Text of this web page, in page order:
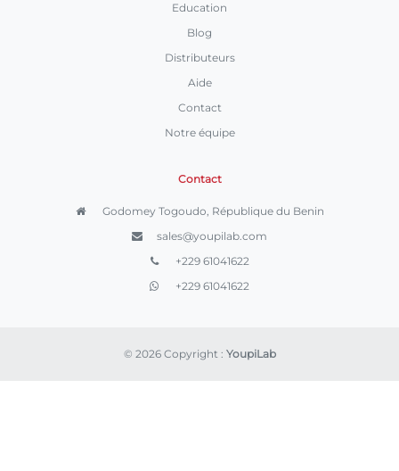
Education
Blog
Distributeurs
Aide
Contact
Notre équipe
Contact
Godomey Togoudo, République du Benin
sales@youpilab.com
+229 61041622
+229 61041622
© 2026 Copyright : YoupiLab